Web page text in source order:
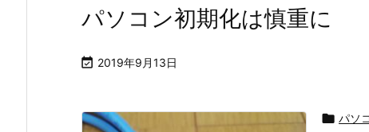
パソコン初期化は慎重に
 2019年9月13日
 パソ